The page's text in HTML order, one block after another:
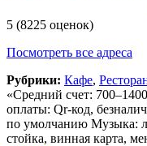
5 (8225 оценок)
Посмотреть все адреса
Рубрики: Кафе,
«Средний счет:
оплаты: Qr-код,
по умолчанию Музыка:
стойка, винная карта,